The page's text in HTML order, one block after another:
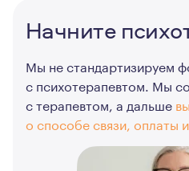
Начните
Мы не стандартизируем
с психотерапевтом. Мы
с терапевтом, а дальше
о способе связи, оплаты